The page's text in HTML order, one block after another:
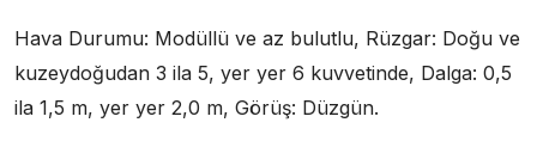
Hava Durumu: Modüllü ve az bulutlu, Rüzgar: Doğu ve
kuzeydoğudan 3 ila 5, yer yer 6 kuvvetinde, Dalga: 0,5
ila 1,5 m, yer yer 2,0 m, Görüş: Düzgün.